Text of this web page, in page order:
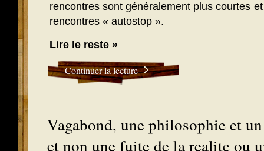
rencontres sont généralement plus courtes
rencontres « autostop ».
Lire le reste »
Continuer la lecture
Vagabond, une philosophie et
et non une fuite de la realite ou